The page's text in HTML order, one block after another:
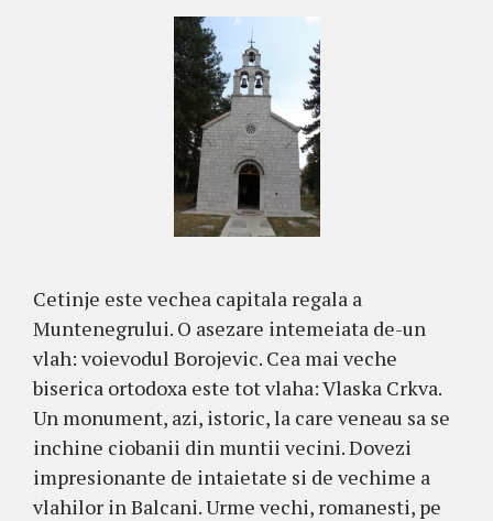
Cetinje este vechea capitala regala a
Muntenegrului. O asezare intemeiata de-un
vlah: voievodul Borojevic. Cea mai veche
biserica ortodoxa este tot vlaha: Vlaska Crkva.
Un monument, azi, istoric, la care veneau sa se
inchine ciobanii din muntii vecini. Dovezi
impresionante de intaietate si de vechime a
vlahilor in Balcani. Urme vechi, romanesti, pe